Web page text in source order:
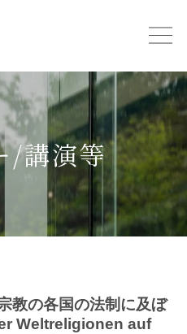
/講演等
教の各国の法制に及ぼ
Weltreligionen auf